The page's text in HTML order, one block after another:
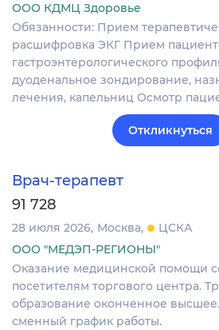
ООО КДМЦ Здоровье
Обязанности: Прием
расшифровка ЭКГ Прием
гастроэнтерологического
дуоденальное зондирование,
лечения, капельниц Осмотр
Откликнуться
Врач-терапевт
91 728
28 июля 2026 Москва
ЦСКА
ООО "МЕДЭП-РЕГИОНЫ"
Оказание медицинской помощи
посетителям торгового центра.
образование оконченное
сменный график работы.